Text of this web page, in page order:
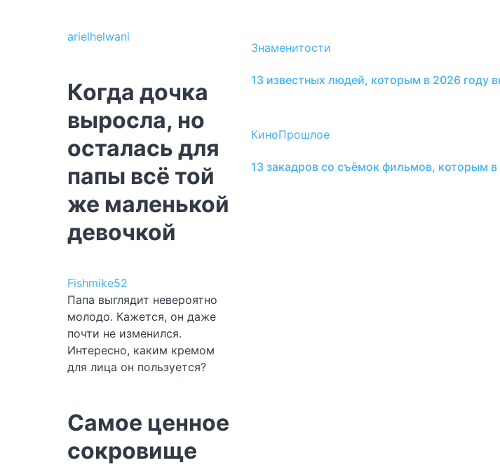
arielhelwani
Когда дочка
выросла, но
осталась для
папы всё той
же маленькой
девочкой
Fishmike52
Папа выглядит невероятно
молодо. Кажется, он даже
почти не изменился.
Интересно, каким кремом
для лица он пользуется?
Самое ценное
сокровище
Знаменитости
13 известных людей, которым в 2026 году
КиноПрошлое
13 закадров со съёмок фильмов, которым в